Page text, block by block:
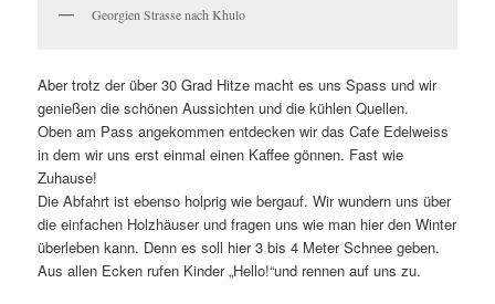
Georgien Strasse nach Khulo
Aber trotz der über 30 Grad Hitze macht es uns Spass und wir
genießen die schönen Aussichten und die kühlen Quellen.
Oben am Pass angekommen entdecken wir das Cafe Edelweiss
in dem wir uns erst einmal einen Kaffee gönnen. Fast wie
Zuhause!
Die Abfahrt ist ebenso holprig wie bergauf. Wir wundern uns über
die einfachen Holzhäuser und fragen uns wie man hier den Winter
überleben kann. Denn es soll hier 3 bis 4 Meter Schnee geben.
Aus allen Ecken rufen Kinder „Hello!“und rennen auf uns zu.